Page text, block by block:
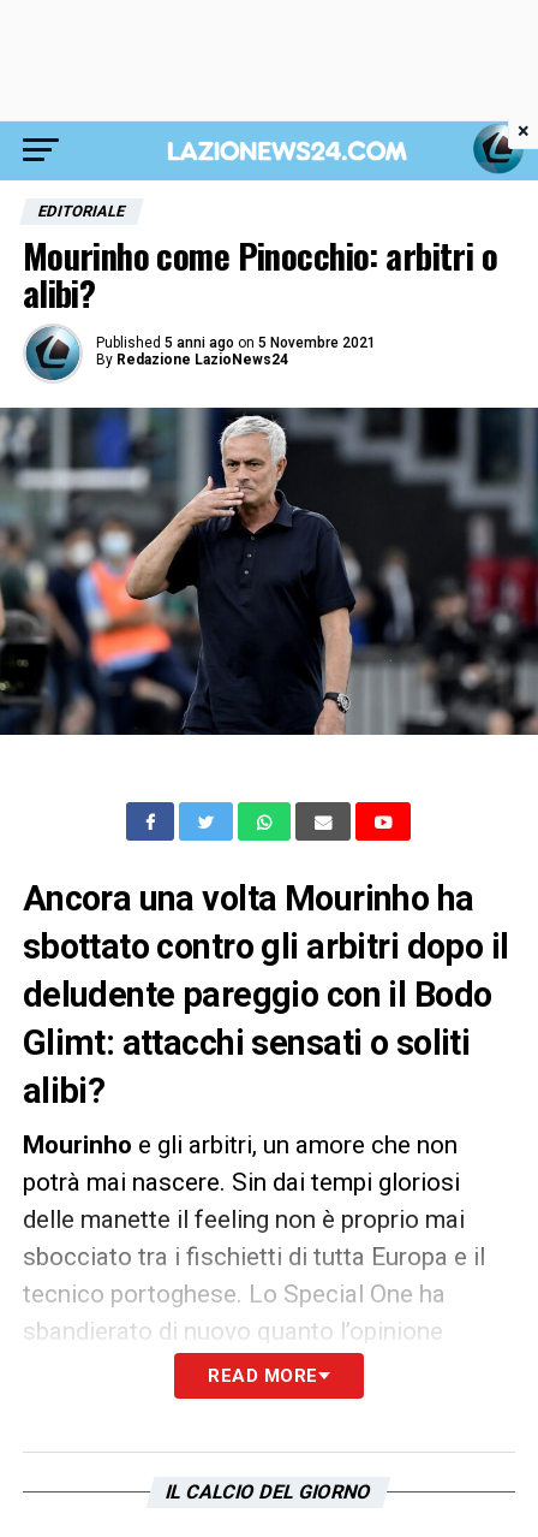
EDITORIALE
Mourinho come Pinocchio: arbitri o
alibi?
Published 5 anni ago on 5 Novembre 2021
By Redazione LazioNews24
Ancora una volta Mourinho ha
sbottato contro gli arbitri dopo il
deludente pareggio con il Bodo
Glimt: attacchi sensati o soliti
alibi?
Mourinho e gli arbitri, un amore che non
potrà mai nascere. Sin dai tempi gloriosi
delle manette il feeling non è proprio mai
sbocciato tra i fischietti di tutta Europa e il
tecnico portoghese. Lo Special One ha
sbandierato di nuovo quanto l’opinione
sull’operato dei giudici non sia esattamente
READ MORE
IL CALCIO DEL GIORNO
×